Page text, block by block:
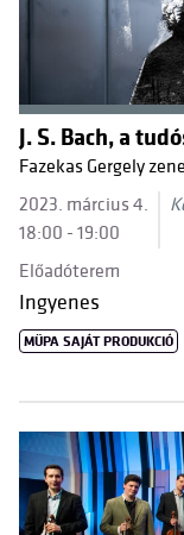
J. S. Bach, a
Fazekas Gergely
2023. március 4.
18:00 - 19:00
Előadóterem
Ingyenes
MÜPA SAJÁT PRODUKCIÓ